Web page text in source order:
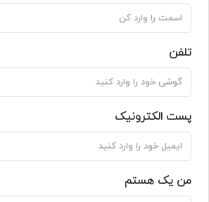
تلفن
پست الکترونیک
من یک هستم